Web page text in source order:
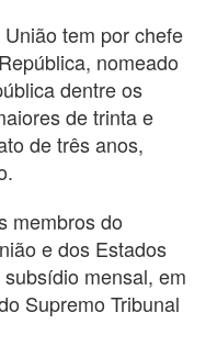
tem por chefe
nomeado
dentre os
de trinta e
de três anos,
membros do
e dos Estados
mensal, em
Supremo Tribunal